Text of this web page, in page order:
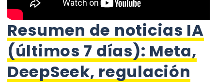
Resumen de noticias IA
(últimos 7 días): Meta,
DeepSeek, regulación